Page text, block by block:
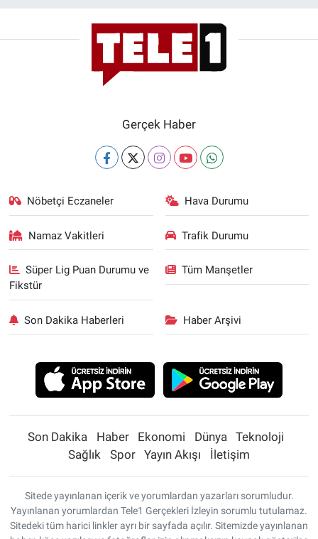
Gerçek Haber
Nöbetçi Eczaneler Hava Durumu
Namaz Vakitleri Trafik Durumu
Süper Lig Puan Durumu ve
Fikstür
Tüm Manşetler
Son Dakika Haberleri Haber Arşivi
Son Dakika Haber Ekonomi Dünya
Teknoloji
Sağlık
Spor Yayın Akışı İletişim
Sitede yayınlanan içerik ve yorumlardan yazarları sorumludur.
Yayınlanan yorumlardan Tele1 Gerçekleri İzleyin sorumlu tutulamaz.
Sitedeki tüm harici linkler ayrı bir sayfada açılır. Sitemizde yayınlanan